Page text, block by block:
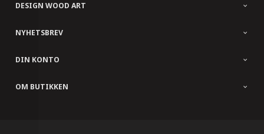
DESIGN WOOD ART
NYHETSBREV
DIN KONTO
OM BUTIKKEN